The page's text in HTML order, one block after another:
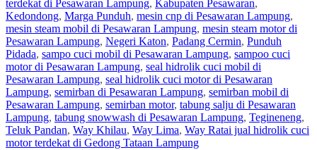
terdekat di Pesawaran Lampung, Kabupaten Pesawaran,
Kedondong, Marga Punduh, mesin cnp di Pesawaran Lampung,
mesin steam mobil di Pesawaran Lampung, mesin steam motor di
Pesawaran Lampung, Negeri Katon, Padang Cermin, Punduh
Pidada, sampo cuci mobil di Pesawaran Lampung, sampoo cuci
motor di Pesawaran Lampung, seal hidrolik cuci mobil di
Pesawaran Lampung, seal hidrolik cuci motor di Pesawaran
Lampung, semirban di Pesawaran Lampung, semirban mobil di
Pesawaran Lampung, semirban motor, tabung salju di Pesawaran
Lampung, tabung snowwash di Pesawaran Lampung, Tegineneng,
Teluk Pandan, Way Khilau, Way Lima, Way Ratai jual hidrolik cuci
motor terdekat di Gedong Tataan Lampung